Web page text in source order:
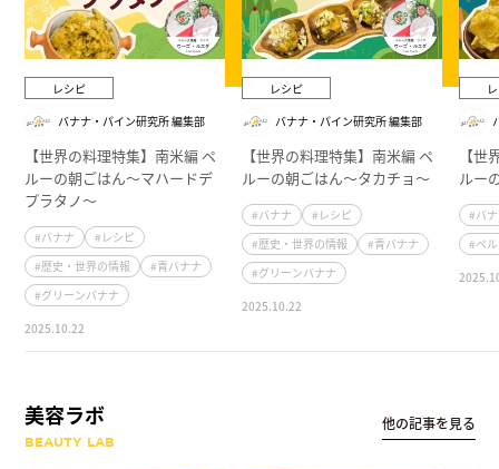
レシピ
バナナ・パイン研究所 編集部
【世界の料理特集】南米編 ペ
ルーの朝ごはん～マハードデ
プラタノ～
#バナナ
#レシピ
#歴史・世界の情報
#青バナナ
#グリーンバナナ
2025.10.22
レシピ
バナナ・パイン研究所 編集部
【世界の料理特集】南米編 ペ
ルーの朝ごはん～タカチョ～
#バナナ
#レシピ
#歴史・世界の情報
#青バナナ
#グリーンバナナ
2025.10.22
【
ルー
#バ
#ペ
美容ラボ
BEAUTY LAB
他の記事を見る